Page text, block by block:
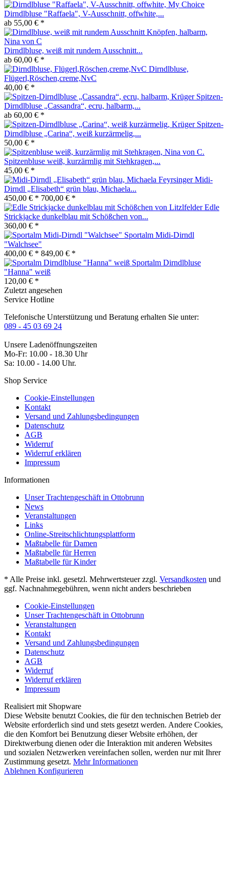
Dirndlbluse "Raffaela", V-Ausschnitt, offwhite,...
ab 55,00 € *
Dirndlbluse, weiß mit rundem Ausschnitt...
ab 60,00 € *
Dirndlbluse,
Flügerl,Röschen,creme,NvC
40,00 € *
Spitzen-
Dirndlbluse „Cassandra“, ecru, halbarm,...
ab 60,00 € *
Spitzen-
Dirndlbluse „Carina“, weiß kurzärmelig,...
50,00 € *
Spitzenbluse weiß, kurzärmlig mit Stehkragen,...
45,00 € *
Midi-
Dirndl „Elisabeth“ grün blau, Michaela...
450,00 € * 700,00 € *
Edle
Strickjacke dunkelblau mit Schößchen von...
360,00 € *
Sportalm Midi-Dirndl
"Walchsee"
400,00 € * 849,00 € *
Sportalm Dirndlbluse
"Hanna" weiß
120,00 € *
Zuletzt angesehen
Service Hotline
Telefonische Unterstützung und Beratung erhalten Sie unter:
089 - 45 03 69 24
Unsere Ladenöffnungszeiten
Mo-Fr: 10.00 - 18.30 Uhr
Sa: 10.00 - 14.00 Uhr.
Shop Service
Cookie-Einstellungen
Kontakt
Versand und Zahlungsbedingungen
Datenschutz
AGB
Widerruf
Widerruf erklären
Impressum
Informationen
Unser Trachtengeschäft in Ottobrunn
News
Veranstaltungen
Links
Online-Streitschlichtungsplattform
Maßtabelle für Damen
Maßtabelle für Herren
Maßtabelle für Kinder
* Alle Preise inkl. gesetzl. Mehrwertsteuer zzgl. Versandkosten und
ggf. Nachnahmegebühren, wenn nicht anders beschrieben
Cookie-Einstellungen
Unser Trachtengeschäft in Ottobrunn
Veranstaltungen
Kontakt
Versand und Zahlungsbedingungen
Datenschutz
AGB
Widerruf
Widerruf erklären
Impressum
Realisiert mit Shopware
Diese Website benutzt Cookies, die für den technischen Betrieb der
Website erforderlich sind und stets gesetzt werden. Andere Cookies,
die den Komfort bei Benutzung dieser Website erhöhen, der
Direktwerbung dienen oder die Interaktion mit anderen Websites
und sozialen Netzwerken vereinfachen sollen, werden nur mit Ihrer
Zustimmung gesetzt. Mehr Informationen
Ablehnen Konfigurieren